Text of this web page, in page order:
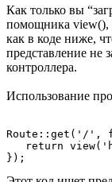
Как только вы
помощника view(),
как в коде ниже,
представление не
контроллера.
Использование
Route::get('/',
return